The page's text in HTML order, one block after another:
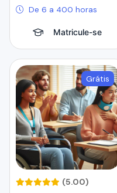
De 6 a 400 horas
Matricule-se
Grátis
(5.00)